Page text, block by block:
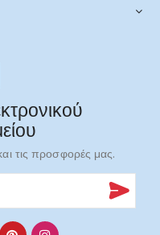
τις προσφορές μας.